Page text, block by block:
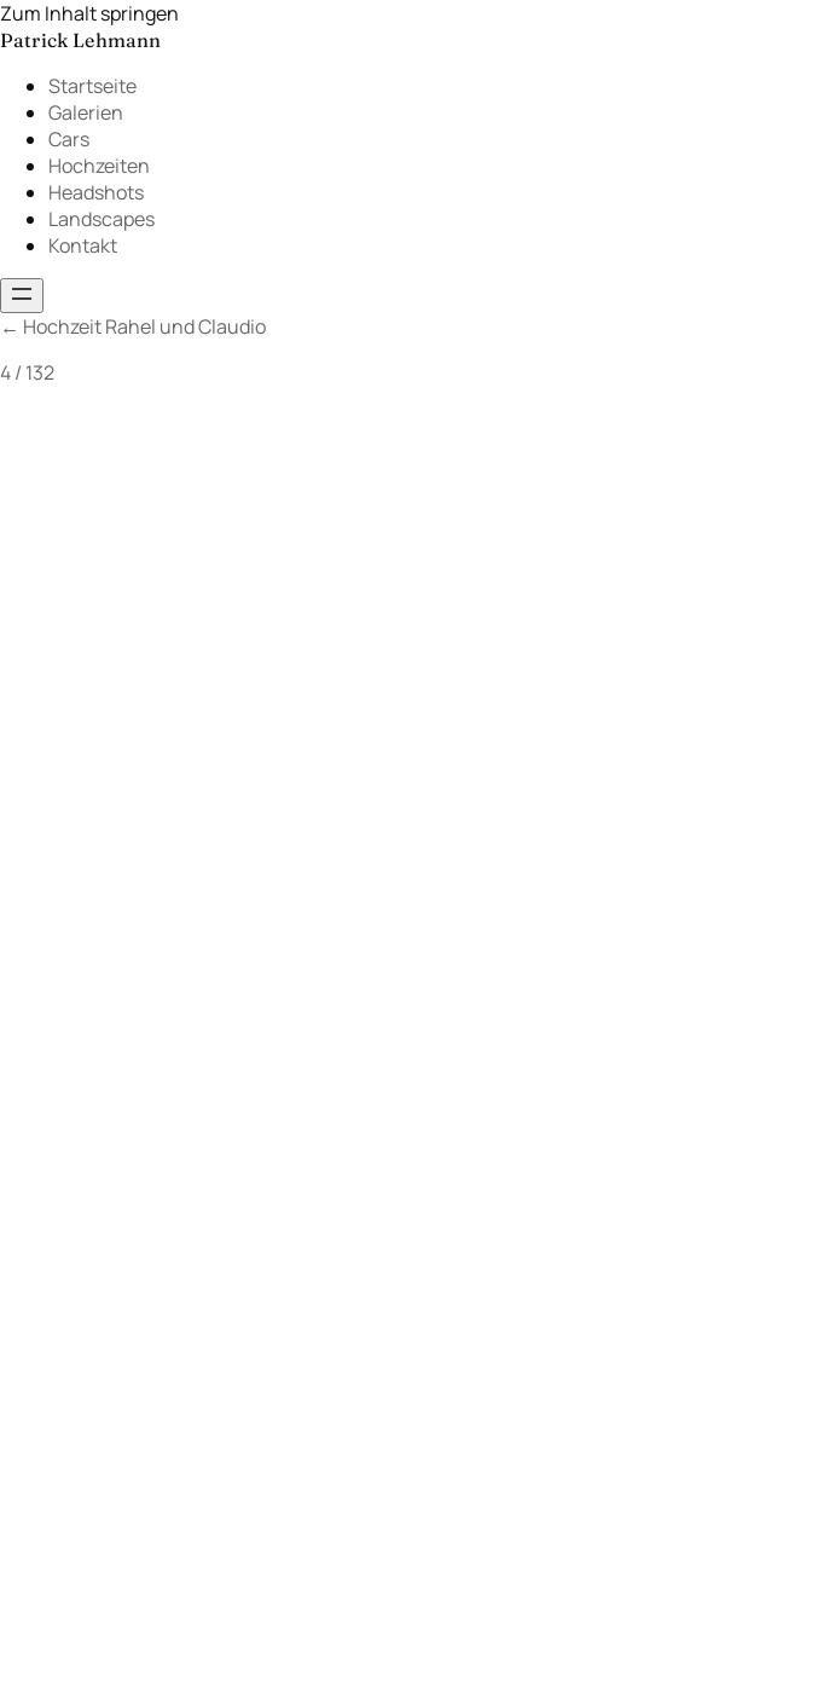
Zum Inhalt springen
Patrick Lehmann
Startseite
Galerien
Cars
Hochzeiten
Headshots
Landscapes
Kontakt
← Hochzeit Rahel und Claudio
4 / 132